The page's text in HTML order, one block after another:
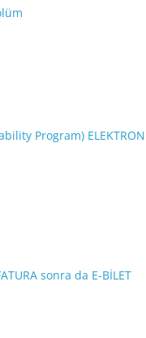
Program)
sonra da E-BİLET